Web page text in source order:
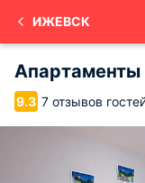
ИЖЕВСК
Апартаменты
9.3 7 отзывов